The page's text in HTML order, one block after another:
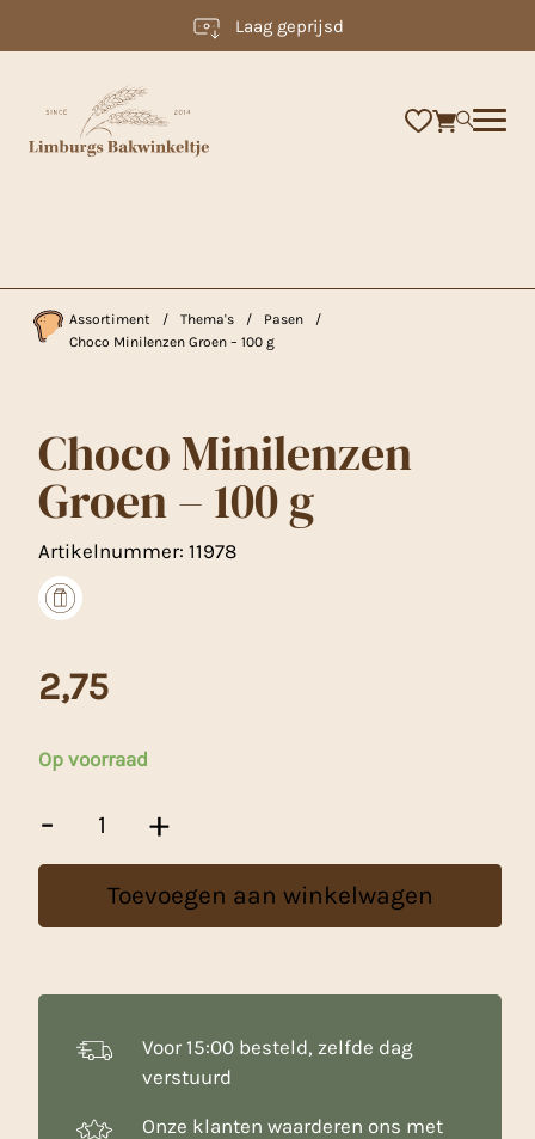
Laag geprijsd
Assortiment / Thema's / Pasen
/
Choco Minilenzen Groen – 100 g
Choco Minilenzen
Groen – 100 g
Artikelnummer: 11978
2,75
Op voorraad
-
Minilenzen
-
g
+
Toevoegen aan winkelwagen
Voor 15:00 besteld, zelfde dag
verstuurd
Onze klanten waarderen ons met